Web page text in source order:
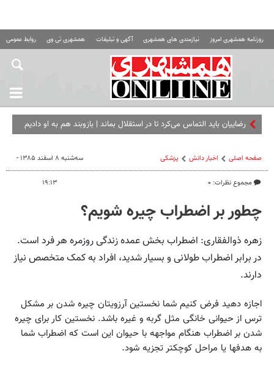
روزنامه همشهری امروز نیازمندی های همشهری آگهی و تبلیغات همشهری تی وی روابط عمومی
رضاییان باید التماس می‌کرد تا در استقلال بماند | بازوبند هم به او دادیم
صفحه اصلی اخبار دانش پزشکی
مجموع نظرات: ۰
سه‌شنبه ۸ اسفند ۱۳۸۵ -
۱۹:۱۳
چطور بر اضطراب چیره شویم؟
زهره ذوالفقاری: اضطراب بخش عمده زندگی روزمره هر فرد است.
در برابر اضطراب طولانی و بسیار شدید، افراد به کمک متخصص نیاز
دارند.
اجازه دهید فرض کنیم شما نخستین آرزویتان چیره شدن بر مشکل
ترس از حیوانی خانگی مثل گربه و غیره باشد. نخستین کار برای چیره
شدن بر اضطراب هنگام مواجهه با حیوان این است که اضطراب شما
به هدفها یا مراحل کوچکتر تجزیه شود.